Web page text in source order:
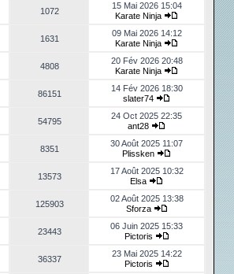
1072
15 Mai 2026 15:04
Karate Ninja
1631
09 Mai 2026 14:12
Karate Ninja
4808
20 Fév 2026 20:48
Karate Ninja
86151
14 Fév 2026 18:30
slater74
54795
24 Oct 2025 22:35
ant28
8351
30 Août 2025 11:07
Plissken
13573
17 Août 2025 10:32
Elsa
125903
02 Août 2025 13:38
Sforza
23443
06 Juin 2025 15:33
Pictoris
36337
23 Mai 2025 14:22
Pictoris